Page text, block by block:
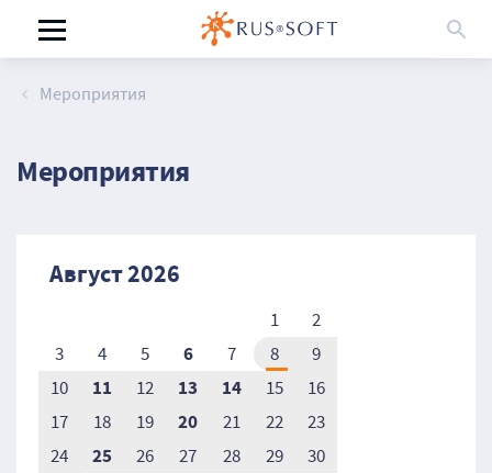
Мероприятия
Мероприятия
Август 2026
1
2
3
4 5 6 7 8
9
10
11 12 13 14 15
16
17
18 19 20 21 22
23
24
25 26 27 28 29
30